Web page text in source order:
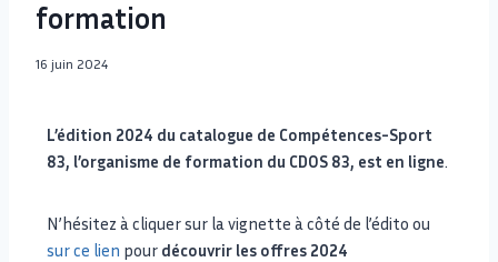
formation
16 juin 2024
L’édition 2024 du catalogue de Compétences-Sport
83, l’organisme de formation du CDOS 83, est en ligne.
N’hésitez à cliquer sur la vignette à côté de l’édito ou
sur ce lien pour découvrir les offres 2024